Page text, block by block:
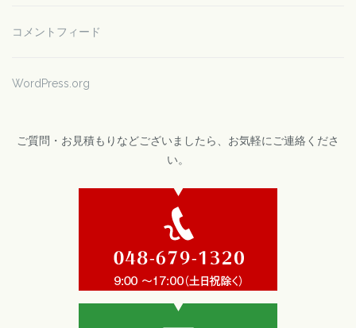
コメントフィード
WordPress.org
ご質問・お見積もりなどございましたら、お気軽にご連絡くださ
い。